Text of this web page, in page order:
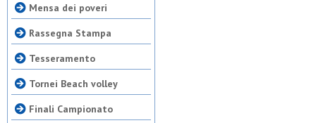
Mensa dei poveri
Rassegna Stampa
Tesseramento
Tornei Beach volley
Finali Campionato